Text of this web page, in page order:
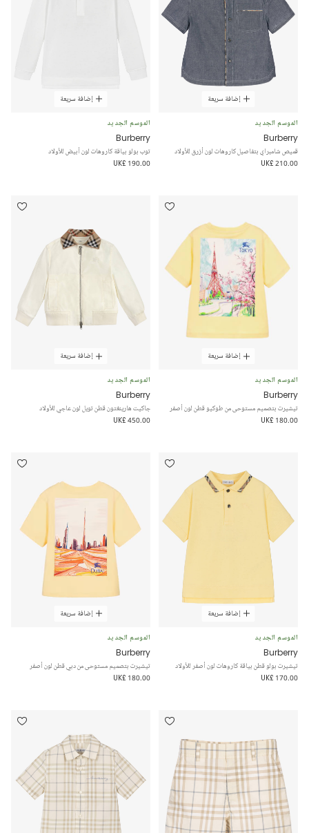
إضافة سريعة
الموسم الجديد
Burberry
قميص شامبراي بتفاصيل كاروهات لون أزرق للأولاد
UK£ 210.00
إضافة سريعة
الموسم الجديد
Burberry
توب بولو بياقة كاروهات لون أبيض للأولاد
UK£ 190.00
إضافة سريعة
الموسم الجديد
Burberry
تيشيرت بتصميم مستوحى من طوكيو قطن لون أصفر
UK£ 180.00
إضافة سريعة
الموسم الجديد
Burberry
جاكيت هارينغتون قطن تويل لون عاجي للأولاد
UK£ 450.00
إضافة سريعة
الموسم الجديد
Burberry
تيشيرت بولو قطن بياقة كاروهات لون أصفر للأولاد
UK£ 170.00
إضافة سريعة
الموسم الجديد
Burberry
تيشيرت بتصميم مستوحى من دبي قطن لون أصفر
UK£ 180.00